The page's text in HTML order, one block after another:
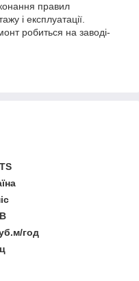
правил
і експлуатації.
робиться на заводі-
год